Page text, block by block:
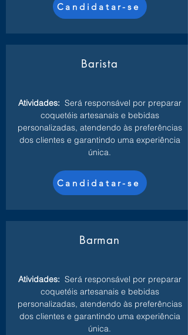
Candidatar-se
Barista
Atividades: Será responsável por preparar
coquetéis artesanais e bebidas
personalizadas, atendendo às preferências
dos clientes e garantindo uma experiência
única.
Candidatar-se
Barman
Atividades: Será responsável por preparar
coquetéis artesanais e bebidas
personalizadas, atendendo às preferências
dos clientes e garantindo uma experiência
única.